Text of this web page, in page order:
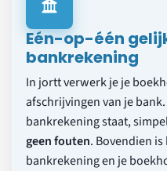
Eén-op-één
bankrekening
In jortt verwerk je je
afschrijvingen van je
bankrekening staat,
geen fouten. Bovendien
bankrekening en je